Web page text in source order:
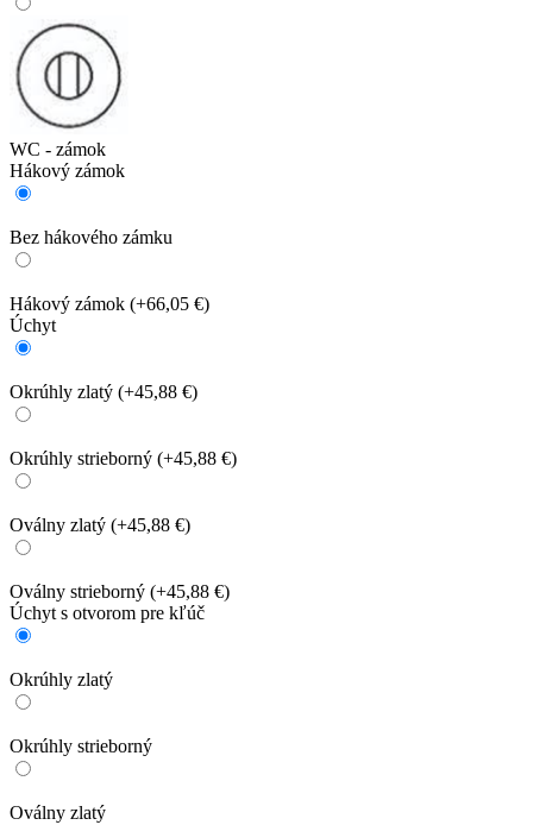
WC - zámok
Hákový zámok
Bez hákového zámku
Hákový zámok (+66,05 €)
Úchyt
Okrúhly zlatý (+45,88 €)
Okrúhly strieborný (+45,88 €)
Oválny zlatý (+45,88 €)
Oválny strieborný (+45,88 €)
Úchyt s otvorom pre kľúč
Okrúhly zlatý
Okrúhly strieborný
Oválny zlatý